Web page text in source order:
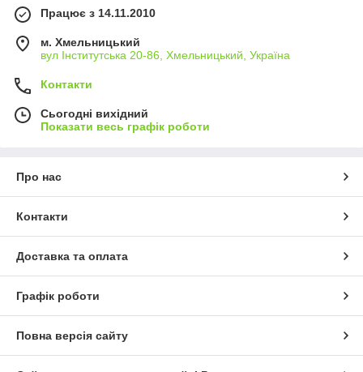
Працює з 14.11.2010
м. Хмельницький
вул Інститутська 20-86, Хмельницький, Україна
Контакти
Сьогодні вихідний
Показати весь графік роботи
Про нас
Контакти
Доставка та оплата
Графік роботи
Повна версія сайту